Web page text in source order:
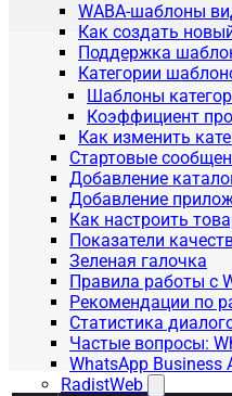
WABA-шаблоны
Как создать
Поддержка
Категории
Шаблоны
Коэффициент
Как изменить
Стартовые
Добавление
Добавление
Как настроить
Показатели
Зеленая галочка
Правила работы с
Рекомендации по
Статистика
Частые вопросы:
WhatsApp Business
RadistWeb